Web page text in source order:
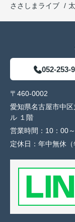
ささしまライブ
052-253-
〒460-0002
愛知県名古屋市中
ル １階
営業時間： 10：00
定休日： 年中無休（